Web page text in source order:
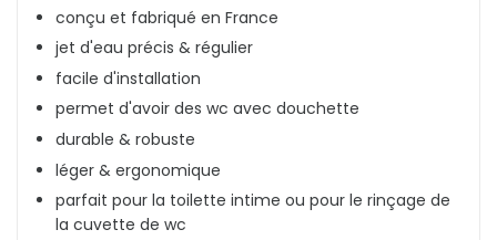
conçu et fabriqué en France
jet d'eau précis & régulier
facile d'installation
permet d'avoir des wc avec douchette
durable & robuste
léger & ergonomique
parfait pour la toilette intime ou pour le rinçage de
la cuvette de wc